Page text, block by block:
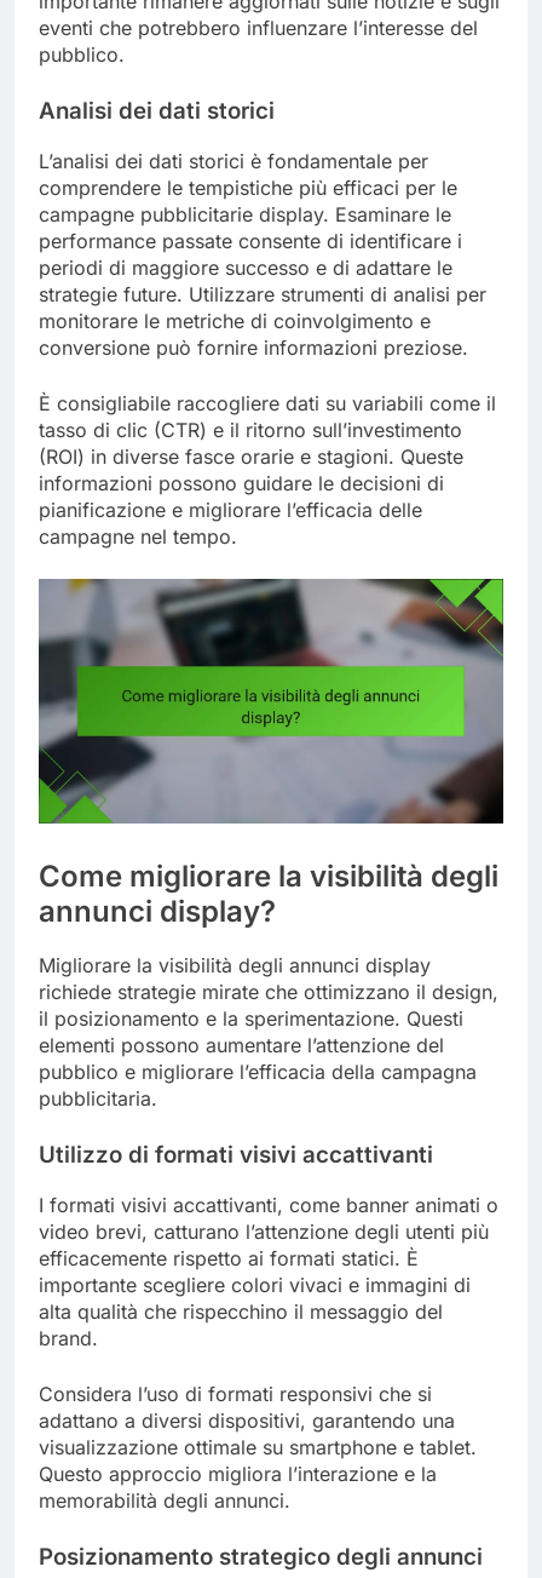
eventi che potrebbero influenzare l’interesse del
pubblico.
Analisi dei dati storici
L’analisi dei dati storici è fondamentale per
comprendere le tempistiche più efficaci per le
campagne pubblicitarie display. Esaminare le
performance passate consente di identificare i
periodi di maggiore successo e di adattare le
strategie future. Utilizzare strumenti di analisi per
monitorare le metriche di coinvolgimento e
conversione può fornire informazioni preziose.
È consigliabile raccogliere dati su variabili come il
tasso di clic (CTR) e il ritorno sull’investimento
(ROI) in diverse fasce orarie e stagioni. Queste
informazioni possono guidare le decisioni di
pianificazione e migliorare l’efficacia delle
campagne nel tempo.
Come migliorare la visibilità degli
annunci display?
Migliorare la visibilità degli annunci display
richiede strategie mirate che ottimizzano il design,
il posizionamento e la sperimentazione. Questi
elementi possono aumentare l’attenzione del
pubblico e migliorare l’efficacia della campagna
pubblicitaria.
Utilizzo di formati visivi accattivanti
I formati visivi accattivanti, come banner animati o
video brevi, catturano l’attenzione degli utenti più
efficacemente rispetto ai formati statici. È
importante scegliere colori vivaci e immagini di
alta qualità che rispecchino il messaggio del
brand.
Considera l’uso di formati responsivi che si
adattano a diversi dispositivi, garantendo una
visualizzazione ottimale su smartphone e tablet.
Questo approccio migliora l’interazione e la
memorabilità degli annunci.
Posizionamento strategico degli annunci